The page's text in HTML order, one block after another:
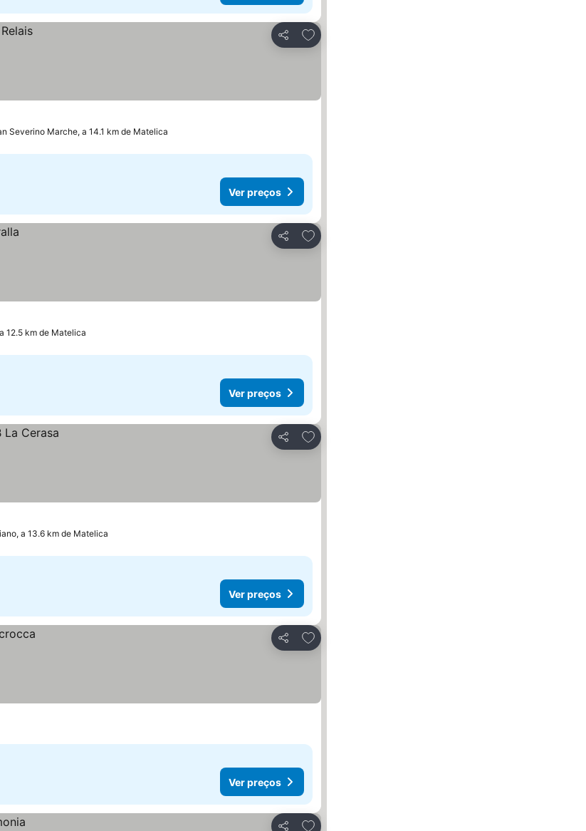
Partilhar
Adicionar aos favoritos
Severino Marche, a 14.1 km de Matelica
Ver preços
Partilhar
Adicionar aos favoritos
12.5 km de Matelica
Ver preços
Partilhar
Adicionar aos favoritos
a 13.6 km de Matelica
Ver preços
Partilhar
Adicionar aos favoritos
Ver preços
Adicionar aos favoritos